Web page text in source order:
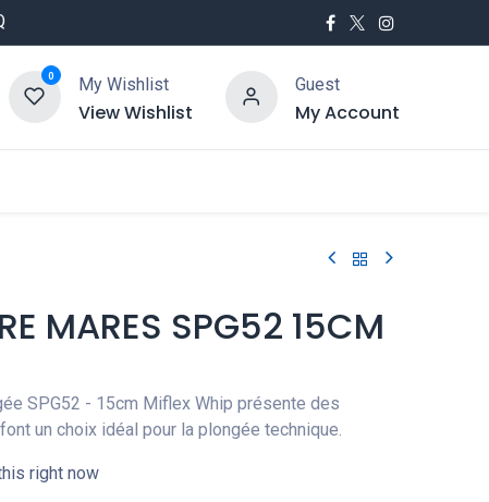
0 My Wishlist
View Wishlist
Guest
My Account
MARES SPG52 15CM
SPG52 - 15cm Miflex Whip présente des
un choix idéal pour la plongée technique.
right now